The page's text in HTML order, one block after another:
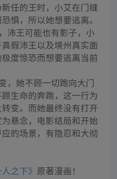
任的王时，小艾在门缝
惧，所以她想要逃离。
沛王可能也有影子，小
假沛王以及境州真实面
度惊恐而想要逃离当前
，她不顾一切跑向大门
生命的奔跑，这一行为
变。而她最终没有打开
悬念，电影结局和开始
的场景，有隐忍和大彻
人之下》 原著漫画！